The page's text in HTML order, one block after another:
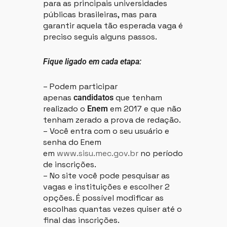
para as principais universidades
públicas brasileiras, mas para
garantir aquela tão esperada vaga é
preciso seguis alguns passos.
Fique ligado em cada etapa:
– Podem participar
apenas candidatosque tenham
realizado o Enem em 2017 e que não
tenham zerado a prova de redação.
– Você entra com o seu usuário e
senha do Enem
em www.sisu.mec.gov.brno período
de inscrições.
– No site você pode pesquisar as
vagas e instituições e escolher 2
opções. É possível modificar as
escolhas quantas vezes quiser até o
final das inscrições.